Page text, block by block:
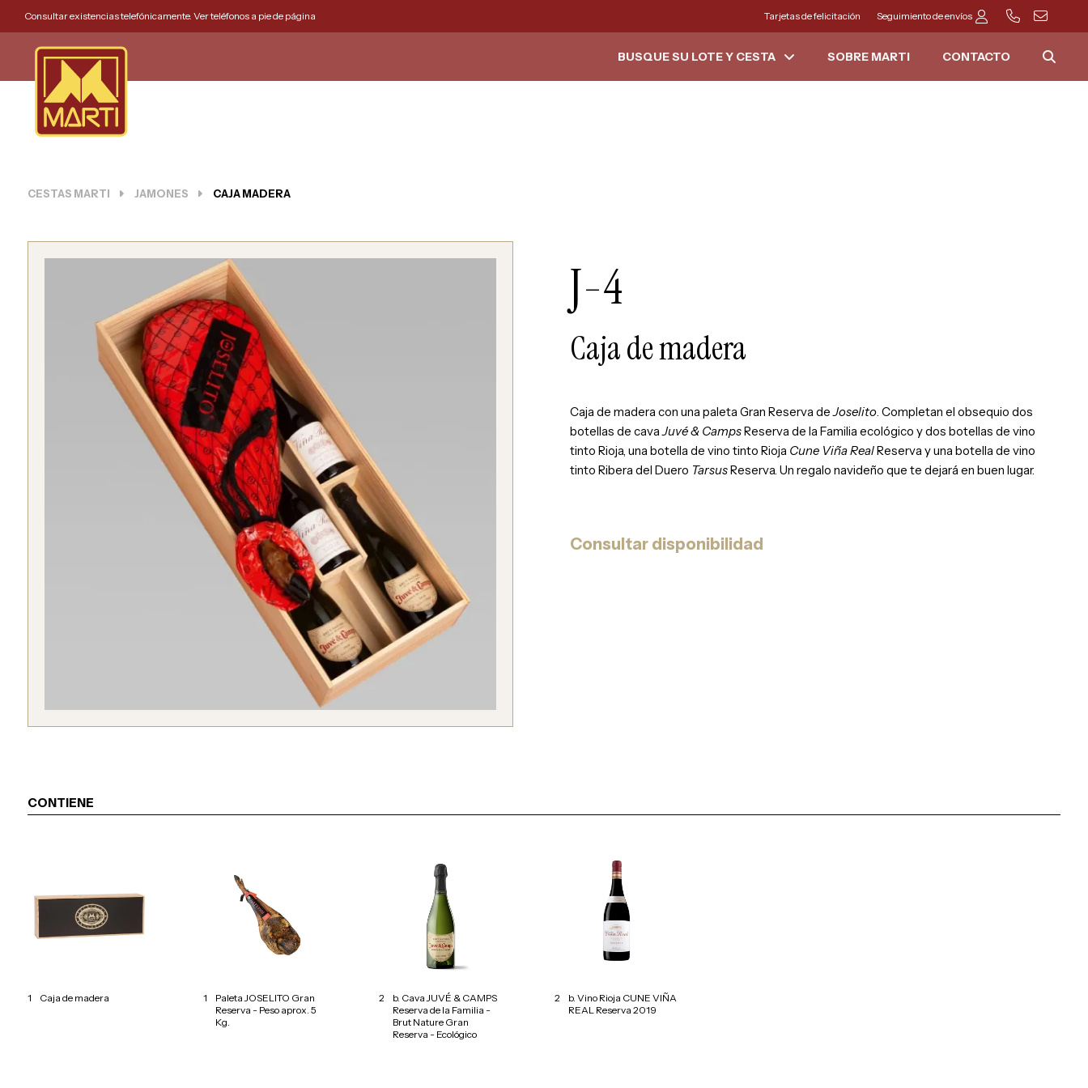
Consultar existencias telefónicamente. Ver teléfonos a pie de página Tarjetas de felicitación Seguimiento de envíos
BUSQUE SU LOTE Y CESTA SOBRE MARTI CONTACTO
CESTAS MARTI JAMONES CAJA MADERA
J-4
Caja de madera
Caja de madera con una paleta Gran Reserva deJoselito. Completan el obsequio dos
botellas de cavaJuvé & CampsReserva de la Familia ecológico y dos botellas de vino
tinto Rioja, una botella de vino tinto Rioja Cune Viña RealReserva y una botella de vino
tinto Ribera del Duero TarsusReserva. Un regalo navideño que te dejará en buen lugar.
Consultar disponibilidad
CONTIENE
1 Caja de madera 1
Paleta JOSELITO Gran
Reserva - Peso aprox. 5
Kg.
2
b. Cava JUVÉ & CAMPS
Reserva de la Familia -
Brut Nature Gran
Reserva - Ecológico
2
b. Vino Rioja CUNE VIÑA
REAL Reserva 2019